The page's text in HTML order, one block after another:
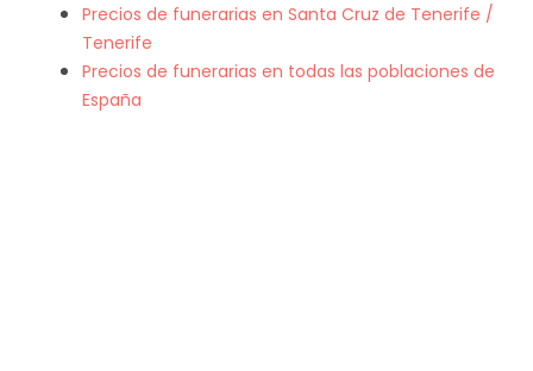
Precios de funerarias en Santa Cruz de Tenerife /
Tenerife
Precios de funerarias en todas las poblaciones de
España